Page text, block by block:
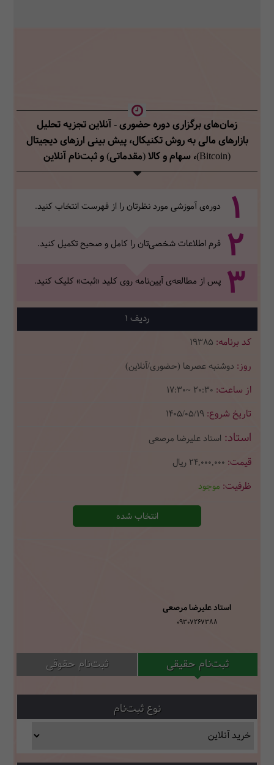
زمان‌های برگزاری دوره حضوری - آنلاین تجزیه تحلیل
بازارهای مالی به روش تکنیکال، پیش بینی ارزهای دیجیتال
(Bitcoin)، سهام و کالا (مقدماتی)
و ثبت‌نام آنلاین
1 دوره‌ی آموزشی مورد نظرتان را از فهرست انتخاب کنید.
2 فرم اطلاعات شخصی‌تان‌ را کامل و صحیح تکمیل کنید.
3 پس از مطالعه‌ی آیین‌نامه روی کلید «ثبت» کلیک کنید.
1
19385
دوشنبه عصرها (حضوری/آنلاین)
17:30~ 20:30
1405/05/19
استاد علیرضا مرصعی
24,000,000 ریال
موجود
انتخاب شده
استاد علیرضا مرصعی
09307267388
ثبت‌نام حقیقی ثبت‌نام حقوقی
نوع ثبت‌نام